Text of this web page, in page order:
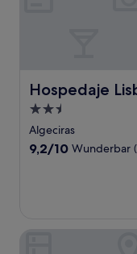
Hospedaje
Hospedaje
2.5-
Sterne-
Unterkunft
Algeciras
9.2
9,2/10 Wunderbar